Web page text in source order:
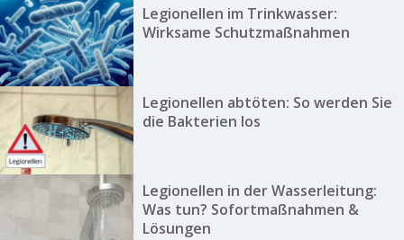
Legionellen im Trinkwasser:
Wirksame Schutzmaßnahmen
Legionellen abtöten: So werden Sie
die Bakterien los
Legionellen in der Wasserleitung:
Was tun? Sofortmaßnahmen &
Lösungen